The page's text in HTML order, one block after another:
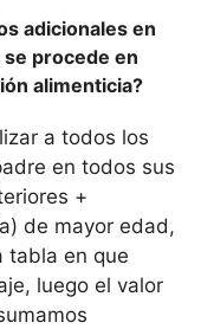
adicionales en
procede en
alimenticia?
a todos los
en todos sus
+
de mayor edad,
tabla en que
luego el valor